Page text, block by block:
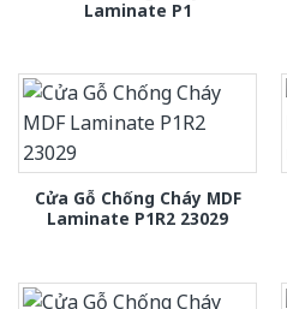
Laminate P1
Cửa Gỗ Chống Cháy MDF
Laminate P1R2 23029